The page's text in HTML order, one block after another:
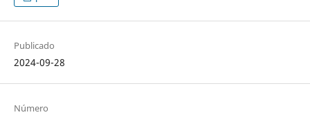
Publicado
2024-09-28
Número